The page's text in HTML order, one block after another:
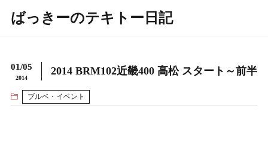
ばっきーのテキトー日記
01/05
2014
2014 BRM102近畿400 高松 スタート～前半
ブルベ・イベント